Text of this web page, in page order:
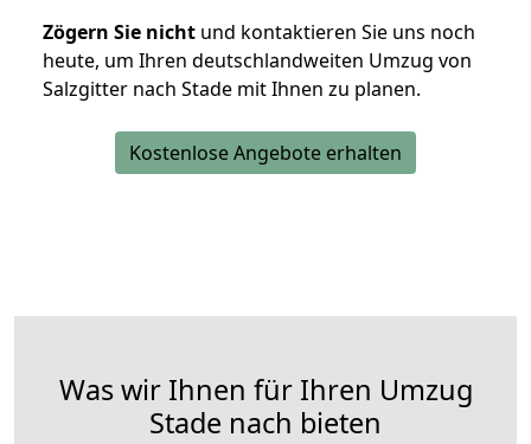
Zögern Sie nicht und kontaktieren Sie uns noch
heute, um Ihren deutschlandweiten Umzug von
Salzgitter nach Stade mit Ihnen zu planen.
Kostenlose Angebote erhalten
Was wir Ihnen für Ihren Umzug
Stade nach bieten